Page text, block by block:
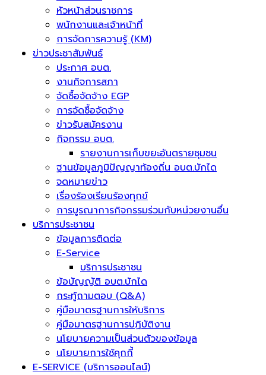
หัวหน้าส่วนราชการ
พนักงานและเจ้าหน้าที่
การจัดการความรู้ (KM)
ข่าวประชาสัมพันธ์
ประกาศ อบต.
งานกิจการสภา
จัดซื้อจัดจ้าง EGP
การจัดซื้อจัดจ้าง
ข่าวรับสมัครงาน
กิจกรรม อบต.
รายงานการเก็บขยะอันตรายชุมชน
ฐานข้อมูลภูมิปัญญาท้องถิ่น อบต.บักได
จดหมายข่าว
เรื่องร้องเรียนร้องทุกข์
การบูรณาการกิจกรรมร่วมกับหน่วยงานอื่น
บริการประชาชน
ข้อมูลการติดต่อ
E-Service
บริการประชาชน
ข้อบัญญัติ อบต.บักได
กระทู้ถามตอบ (Q&A)
คู่มือมาตรฐานการให้บริการ
คู่มือมาตรฐานการปฏิบัติงาน
นโยบายความเป็นส่วนตัวของข้อมูล
นโยบายการใช้คุกกี้
E-SERVICE (บริการออนไลน์)